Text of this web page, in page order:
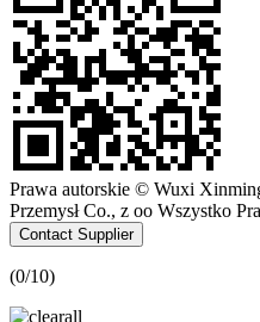
Prawa autorskie © Wuxi
Przemysł Co., z oo Wszystko
Contact Supplier
(0/10)